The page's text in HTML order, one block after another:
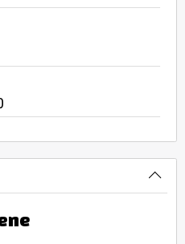
allo stato